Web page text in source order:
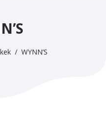
/ WYNN’S